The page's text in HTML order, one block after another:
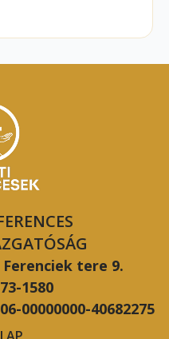
tere 9.
1580
00000000-40682275